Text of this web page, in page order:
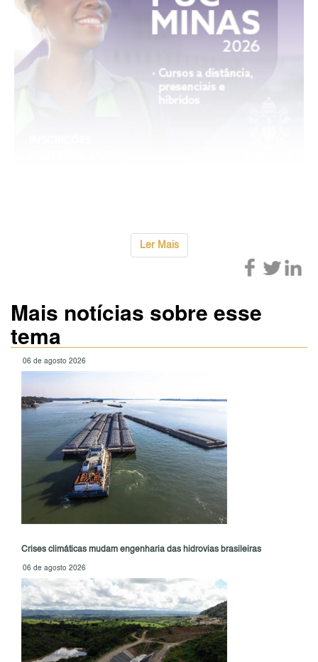
Ler Mais
Mais notícias sobre esse
tema
06 de agosto 2026
Crises climáticas mudam engenharia das hidrovias brasileiras
06 de agosto 2026